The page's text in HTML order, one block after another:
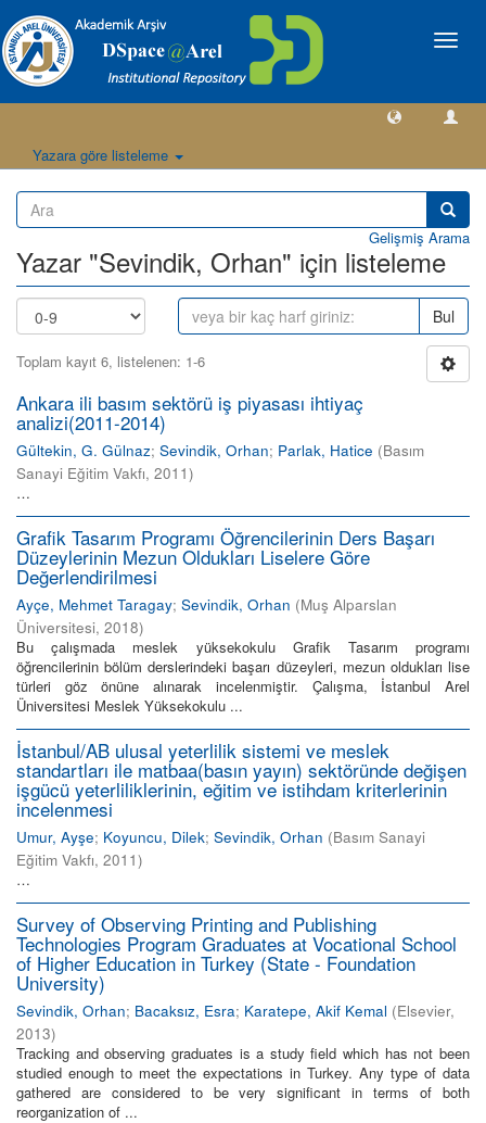
Geçiş
Yazara göre listeleme
Gelişmiş Arama
Yazar "Sevindik, Orhan" için listeleme
Bul
Toplam kayıt 6, listelenen: 1-6
Ankara ili basım sektörü iş piyasası ihtiyaç
analizi(2011-2014)
Gültekin, G. Gülnaz; Sevindik, Orhan; Parlak, Hatice (Basım
Sanayi Eğitim Vakfı, 2011)
…
Grafik Tasarım Programı Öğrencilerinin Ders Başarı
Düzeylerinin Mezun Oldukları Liselere Göre
Değerlendirilmesi
Ayçe, Mehmet Taragay; Sevindik, Orhan (Muş Alparslan
Üniversitesi, 2018)
Bu çalışmada meslek yüksekokulu Grafik Tasarım programı
öğrencilerinin bölüm derslerindeki başarı düzeyleri, mezun oldukları lise
türleri göz önüne alınarak incelenmiştir. Çalışma, İstanbul Arel
Üniversitesi Meslek Yüksekokulu ...
İstanbul/AB ulusal yeterlilik sistemi ve meslek
standartları ile matbaa(basın yayın) sektöründe değişen
işgücü yeterliliklerinin, eğitim ve istihdam kriterlerinin
incelenmesi
Umur, Ayşe; Koyuncu, Dilek; Sevindik, Orhan (Basım Sanayi
Eğitim Vakfı, 2011)
…
Survey of Observing Printing and Publishing
Technologies Program Graduates at Vocational School
of Higher Education in Turkey (State - Foundation
University)
Sevindik, Orhan; Bacaksız, Esra; Karatepe, Akif Kemal (Elsevier,
2013)
Tracking and observing graduates is a study field which has not been
studied enough to meet the expectations in Turkey. Any type of data
gathered are considered to be very significant in terms of both
reorganization of ...